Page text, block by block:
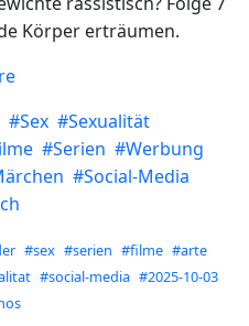
Körper erträumen.
#Sex #Sexualität
#Serien #Werbung
#Social-Media
#sex #serien #filme #arte
#social-media #2025-10-03